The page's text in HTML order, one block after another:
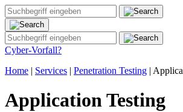
Cyber-Vorfall?
Home | Services | Penetration Testing |
Application Testing